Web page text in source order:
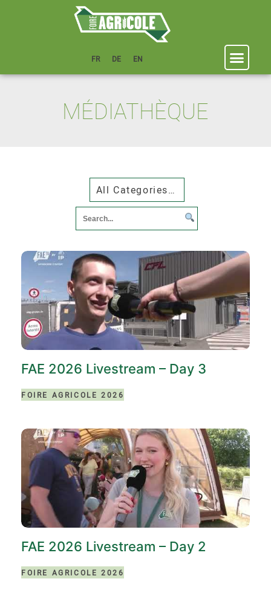
FR DE EN
MÉDIATHÈQUE
All Categories mediatheques
FAE 2026 Livestream – Day 3
FOIRE AGRICOLE 2026
FAE 2026 Livestream – Day 2
FOIRE AGRICOLE 2026